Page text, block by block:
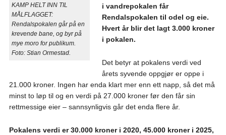
KAMP HELT INN TIL
MÅLFLAGGET:
Rendalspokalen går på en
krevende bane, og byr på
mye moro for publikum.
Foto: Stian Ormestad.
i vandrepokalen får
Rendalspokalen til odel og eie.
Hvert år blir det lagt 3.000 kroner
i pokalen.
Det betyr at pokalens verdi ved
årets syvende oppgjør er oppe i
21.000 kroner. Ingen har enda klart mer enn ett napp, så det må
minst to løp til og en verdi på 27.000 kroner før den får sin
rettmessige eier – sannsynligvis går det enda flere år.
Pokalens verdi er 30.000 kroner i 2020, 45.000 kroner i 2025,